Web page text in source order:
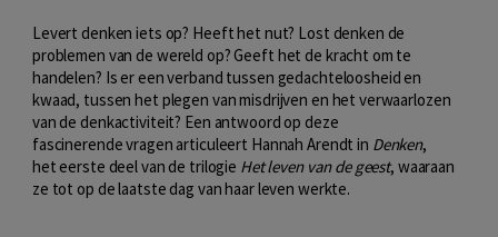
Levert denken iets op? Heeft het nut? Lost denken de
problemen van de wereld op? Geeft het de kracht om te
handelen? Is er een verband tussen gedachteloosheid en
kwaad, tussen het plegen van misdrijven en het verwaarlozen
van de denkactiviteit? Een antwoord op deze
fascinerende vragen articuleert Hannah Arendt in Denken,
het eerste deel van de trilogie Het leven van de geest, waaraan
ze tot op de laatste dag van haar leven werkte.